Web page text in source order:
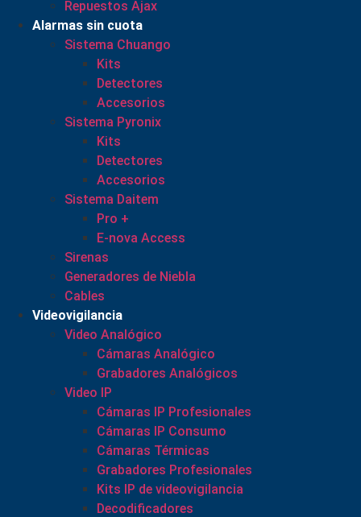
Repuestos Ajax
Alarmas sin cuota
Sistema Chuango
Kits
Detectores
Accesorios
Sistema Pyronix
Kits
Detectores
Accesorios
Sistema Daitem
Pro +
E-nova Access
Sirenas
Generadores de Niebla
Cables
Videovigilancia
Video Analógico
Cámaras Analógico
Grabadores Analógicos
Video IP
Cámaras IP Profesionales
Cámaras IP Consumo
Cámaras Térmicas
Grabadores Profesionales
Kits IP de videovigilancia
Decodificadores